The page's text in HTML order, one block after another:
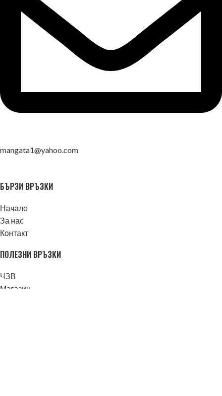
mangata1@yahoo.com
БЪРЗИ ВРЪЗКИ
Начало
За нас
Контакт
ПОЛЕЗНИ ВРЪЗКИ
ЧЗВ
Магазин